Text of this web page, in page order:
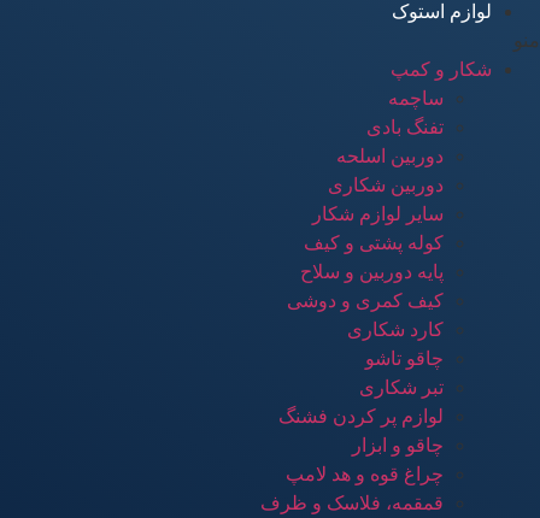
لوازم استوک
منو
شکار و کمپ
ساچمه
تفنگ بادی
دوربین اسلحه
دوربین شکاری
سایر لوازم شکار
کوله پشتی و کیف
پایه دوربین و سلاح
کیف کمری و دوشی
کارد شکاری
چاقو تاشو
تبر شکاری
لوازم پر کردن فشنگ
چاقو و ابزار
چراغ قوه و هد لامپ
قمقمه، فلاسک و ظرف